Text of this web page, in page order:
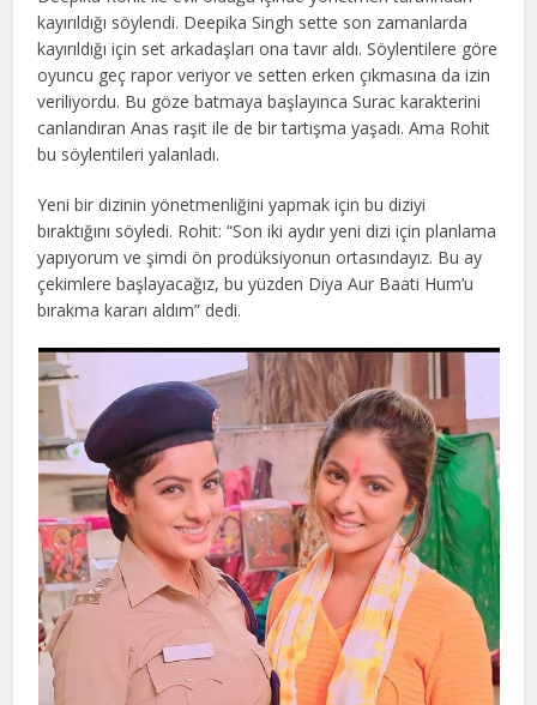
kayırıldığı söylendi. Deepika Singh sette son zamanlarda
kayırıldığı için set arkadaşları ona tavır aldı. Söylentilere göre
oyuncu geç rapor veriyor ve setten erken çıkmasına da izin
veriliyordu. Bu göze batmaya başlayınca Surac karakterini
canlandıran Anas raşit ile de bir tartışma yaşadı. Ama Rohit
bu söylentileri yalanladı.
Yeni bir dizinin yönetmenliğini yapmak için bu diziyi
bıraktığını söyledi. Rohit: “Son iki aydır yeni dizi için planlama
yapıyorum ve şimdi ön prodüksiyonun ortasındayız. Bu ay
çekimlere başlayacağız, bu yüzden Diya Aur Baati Hum’u
bırakma kararı aldım” dedi.